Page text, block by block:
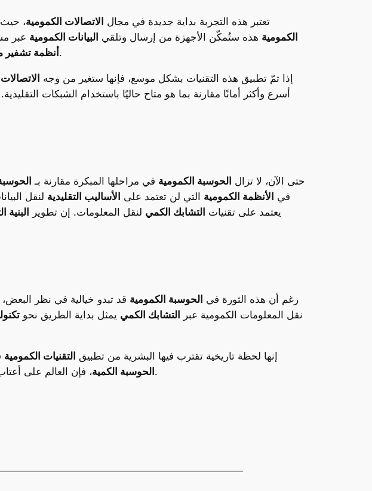
تعتبر هذه التجربة بداية جديدة في مجال الاتصالات الكمومية،
الكمومية هذه ستُمكّن الأجهزة من إرسال وتلقي البيانات الكمومية عبر
أنظمة تشفير لحماية البيانات من الهجمات الخارجية أو المهاجمين.
إذا تمّ تطبيق هذه التقنيات بشكل موسع، فإنها ستغير من وجه الاتصالات
أسرع وأكثر أمانًا مقارنة بما هو متاح حاليًا باستخدام الشبكات التقليدية.
حتى الآن، لا تزال الحوسبة الكمومية في مراحلها المبكرة مقارنة بـ
في الأنظمة الكمومية التي لن تعتمد على الأساليب التقليدية لنقل
يعتمد على تقنيات التشابك الكمي لنقل المعلومات. إن تطوير البنية
رغم أن هذه الثورة في الحوسبة الكمومية قد تبدو خيالية في نظر
نقل المعلومات الكمومية عبر
التشابك الكمي يمثل بداية الطريق نحو
إنها لحظة تاريخية تقترب فيها البشرية من تطبيق التقنيات الكمومية
الحوسبة الكمية، فإن العالم على من شأنها أن تحدث تغييرات جذرية في كافة المجالات العلمية والصناعية.